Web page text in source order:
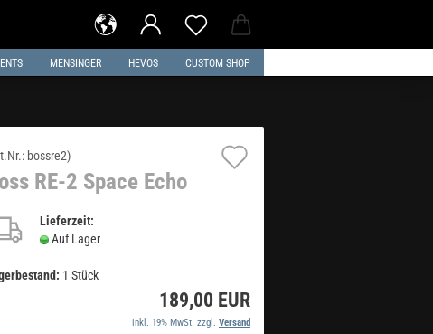
MENSINGER HEVOS CUSTOM SHOP
bossre2)
RE-2 Space Echo
Lieferzeit:
Auf Lager
1 Stück
189,00 EUR
inkl. 19% MwSt. zzgl. Versand